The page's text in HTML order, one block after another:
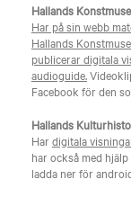
Hallands
Har på sin webb
Hallands
publicerar digitala
audioguide.
Facebook för den
Hallands
Har digitala
har också med
ladda ner för